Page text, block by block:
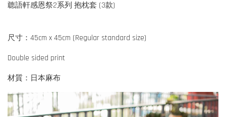
聼語軒感恩祭2系列 抱枕套 (3款)
尺寸：45cm x 45cm (Regular standard size)
Double sided print
材質：日本麻布